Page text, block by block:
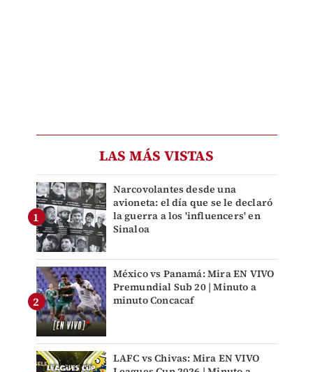
LAS MÁS VISTAS
Narcovolantes desde una
avioneta: el día que se le declaró
la guerra a los 'influencers' en
Sinaloa
México vs Panamá: Mira EN VIVO
Premundial Sub 20 | Minuto a
minuto Concacaf
LAFC vs Chivas: Mira EN VIVO